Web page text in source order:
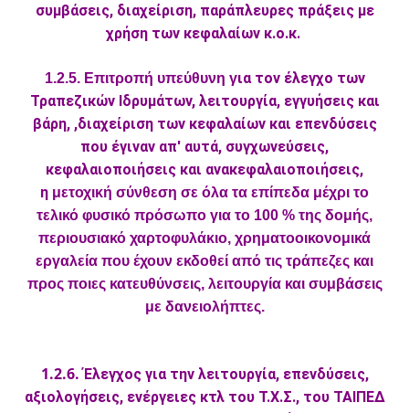
συμβάσεις, διαχείριση, παράπλευρες πράξεις με
χρήση των κεφαλαίων κ.ο.κ.
1.2.5. Επιτροπή υπεύθυνη για τον έλεγχο των
Τραπεζικών Ιδρυμάτων, λειτουργία, εγγυήσεις και
βάρη, ,διαχείριση των κεφαλαίων και επενδύσεις
που έγιναν απ' αυτά, συγχωνεύσεις,
κεφαλαιοποιήσεις και ανακεφαλαιοποιήσεις,
η μετοχική σύνθεση σε όλα τα επίπεδα μέχρι το
τελικό φυσικό πρόσωπο για το 100 % της δομής,
περιουσιακό χαρτοφυλάκιο, χρηματοοικονομικά
εργαλεία που έχουν εκδοθεί από τις τράπεζες και
προς ποιες κατευθύνσεις, λειτουργία και συμβάσεις
με δανειολήπτες.
1.2.6.Έλεγχος για την λειτουργία, επενδύσεις,
αξιολογήσεις, ενέργειες κτλ του Τ.Χ.Σ., του ΤΑΙΠΕΔ